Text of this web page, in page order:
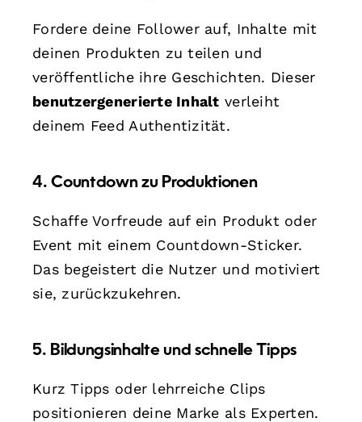
Fordere deine Follower auf, Inhalte mit
deinen Produkten zu teilen und
veröffentliche ihre Geschichten. Dieser
benutzergenerierte Inhalt verleiht
deinem Feed Authentizität.
4. Countdown zu Produktionen
Schaffe Vorfreude auf ein Produkt oder
Event mit einem Countdown-Sticker.
Das begeistert die Nutzer und motiviert
sie, zurückzukehren.
5. Bildungsinhalte und schnelle Tipps
Kurz Tipps oder lehrreiche Clips
positionieren deine Marke als Experten.